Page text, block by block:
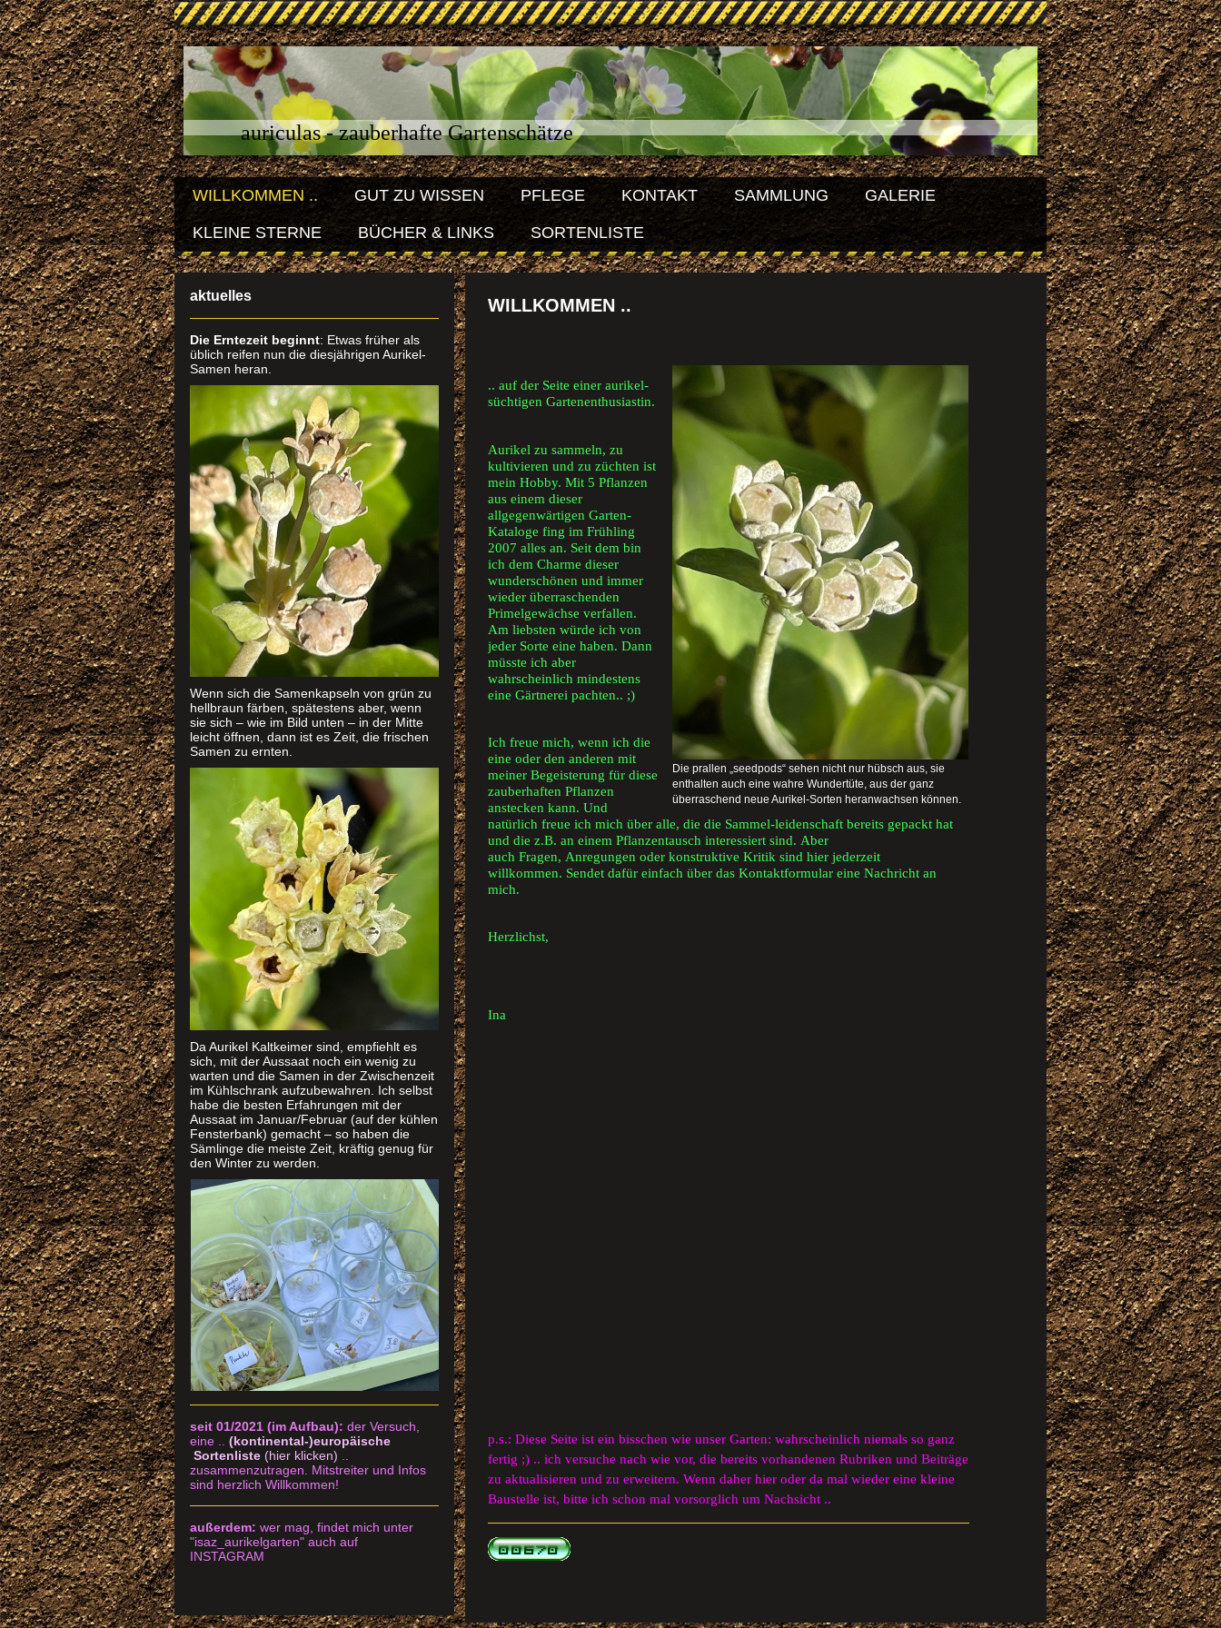
auriculas - zauberhafte Gartenschätze
WILLKOMMEN .. GUT ZU WISSEN PFLEGE KONTAKT SAMMLUNG GALERIE
KLEINE STERNE BÜCHER & LINKS SORTENLISTE
WILLKOMMEN ..
Die prallen „seedpods“ sehen nicht nur hübsch aus, sie
enthalten auch eine wahre Wundertüte, aus der ganz
überraschend neue Aurikel-Sorten heranwachsen können.
.. auf der Seite einer aurikel-
süchtigen Gartenenthusiastin.
Aurikel zu sammeln, zu
kultivieren und zu züchten ist
mein Hobby. Mit 5 Pflanzen
aus einem dieser
allgegenwärtigen Garten-
Kataloge fing im Frühling
2007 alles an. Seit dem bin
ich dem Charme dieser
wunderschönen und immer
wieder überraschenden
Primelgewächse verfallen.
Am liebsten würde ich von
jeder Sorte eine haben. Dann
müsste ich aber
wahrscheinlich mindestens
eine Gärtnerei pachten.. ;)
Ich freue mich, wenn ich die
eine oder den anderen mit
meiner Begeisterung für diese
zauberhaften Pflanzen
anstecken kann. Und
natürlich freue ich mich über alle, die die Sammel-leidenschaft bereits gepackt hat
und die z.B. an einem Pflanzentausch interessiert sind. Aber
auch Fragen, Anregungen oder konstruktive Kritik sind hier jederzeit
willkommen. Sendet dafür einfach über das Kontaktformular eine Nachricht an
mich.
Herzlichst,
Ina
p.s.: Diese Seite ist ein bisschen wie unser Garten: wahrscheinlich niemals so ganz
fertig ;) .. ich versuche nach wie vor, die bereits vorhandenen Rubriken und Beiträge
zu aktualisieren und zu erweitern. Wenn daher hier oder da mal wieder eine kleine
Baustelle ist, bitte ich schon mal vorsorglich um Nachsicht ..
aktuelles
Die Erntezeit beginnt: Etwas früher als
üblich reifen nun die diesjährigen Aurikel-
Samen heran.
Wenn sich die Samenkapseln von grün zu
hellbraun färben, spätestens aber, wenn
sie sich – wie im Bild unten – in der Mitte
leicht öffnen, dann ist es Zeit, die frischen
Samen zu ernten.
Da Aurikel Kaltkeimer sind, empfiehlt es
sich, mit der Aussaat noch ein wenig zu
warten und die Samen in der Zwischenzeit
im Kühlschrank aufzubewahren. Ich selbst
habe die besten Erfahrungen mit der
Aussaat im Januar/Februar (auf der kühlen
Fensterbank) gemacht – so haben die
Sämlinge die meiste Zeit, kräftig genug für
den Winter zu werden.
seit 01/2021 (im Aufbau): der Versuch,
eine .. (kontinental-)europäische
Sortenliste (hier klicken)
zusammenzutragen. Mitstreiter und Infos
sind herzlich Willkommen!
außerdem: wer mag, findet mich unter
"isaz_aurikelgarten" auch auf
INSTAGRAM